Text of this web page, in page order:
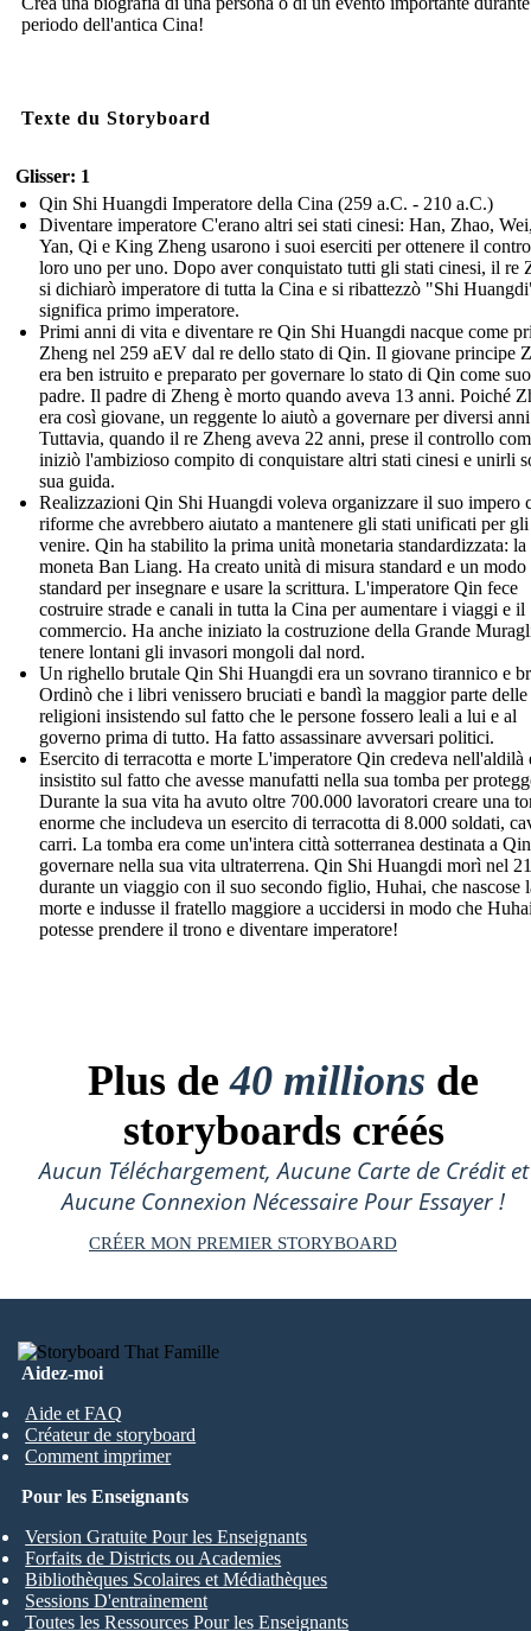
periodo dell'antica Cina!
Texte du Storyboard
Glisser: 1
Qin Shi Huangdi Imperatore della Cina (259 a.C. - 210 a.C.)
Diventare imperatore C'erano altri sei stati cinesi: Han, Zhao,
Yan, Qi e King Zheng usarono i suoi eserciti per ottenere il
loro uno per uno. Dopo aver conquistato tutti gli stati cinesi, il re
si dichiarò imperatore di tutta la Cina e si ribattezzò "Shi
significa primo imperatore.
Primi anni di vita e diventare re Qin Shi Huangdi nacque come
Zheng nel 259 aEV dal re dello stato di Qin. Il giovane principe
era ben istruito e preparato per governare lo stato di Qin come suo
padre. Il padre di Zheng è morto quando aveva 13 anni. Poiché
era così giovane, un reggente lo aiutò a governare per diversi
Tuttavia, quando il re Zheng aveva 22 anni, prese il controllo
iniziò l'ambizioso compito di conquistare altri stati cinesi e unirli
sua guida.
Realizzazioni Qin Shi Huangdi voleva organizzare il suo impero
riforme che avrebbero aiutato a mantenere gli stati unificati per
venire. Qin ha stabilito la prima unità monetaria standardizzata: la
moneta Ban Liang. Ha creato unità di misura standard e un modo
standard per insegnare e usare la scrittura. L'imperatore Qin fece
costruire strade e canali in tutta la Cina per aumentare i viaggi e il
commercio. Ha anche iniziato la costruzione della Grande
tenere lontani gli invasori mongoli dal nord.
Un righello brutale Qin Shi Huangdi era un sovrano tirannico e
Ordinò che i libri venissero bruciati e bandì la maggior parte delle
religioni insistendo sul fatto che le persone fossero leali a lui e al
governo prima di tutto. Ha fatto assassinare avversari politici.
Esercito di terracotta e morte L'imperatore Qin credeva nell'aldilà
insistito sul fatto che avesse manufatti nella sua tomba per
Durante la sua vita ha avuto oltre 700.000 lavoratori creare una
enorme che includeva un esercito di terracotta di 8.000 soldati,
carri. La tomba era come un'intera città sotterranea destinata a
governare nella sua vita ultraterrena. Qin Shi Huangdi morì nel
durante un viaggio con il suo secondo figlio, Huhai, che nascose
morte e indusse il fratello maggiore a uccidersi in modo che
potesse prendere il trono e diventare imperatore!
Plus de40 millions de
storyboards créés
Aucun Téléchargement, Aucune Carte de Crédit et
Aucune Connexion Nécessaire Pour Essayer !
CRÉER MON PREMIER STORYBOARD
Aidez-moi
Aide et FAQ
Créateur de storyboard
Comment imprimer
Pour les Enseignants
Version Gratuite Pour les Enseignants
Forfaits de Districts ou Academies
Bibliothèques Scolaires et Médiathèques
Sessions D'entrainement
Toutes les Ressources Pour les Enseignants